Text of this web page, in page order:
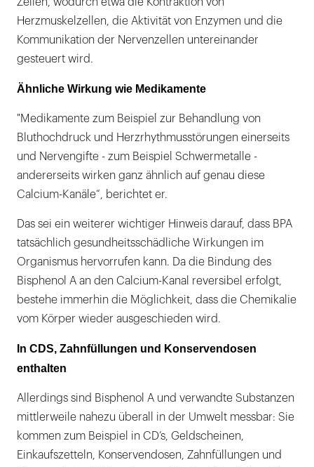
Herzmuskelzellen, die Aktivität von Enzymen und die
Kommunikation der Nervenzellen untereinander
gesteuert wird.
Ähnliche Wirkung wie Medikamente
"Medikamente zum Beispiel zur Behandlung von
Bluthochdruck und Herzrhythmusstörungen einerseits
und Nervengifte - zum Beispiel Schwermetalle -
andererseits wirken ganz ähnlich auf genau diese
Calcium-Kanäle“, berichtet er.
Das sei ein weiterer wichtiger Hinweis darauf, dass BPA
tatsächlich gesundheitsschädliche Wirkungen im
Organismus hervorrufen kann. Da die Bindung des
Bisphenol A an den Calcium-Kanal reversibel erfolgt,
bestehe immerhin die Möglichkeit, dass die Chemikalie
vom Körper wieder ausgeschieden wird.
In CDS, Zahnfüllungen und Konservendosen
enthalten
Allerdings sind Bisphenol A und verwandte Substanzen
mittlerweile nahezu überall in der Umwelt messbar: Sie
kommen zum Beispiel in CD’s, Geldscheinen,
Einkaufszetteln, Konservendosen, Zahnfüllungen und